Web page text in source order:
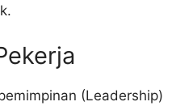
(Leadership)